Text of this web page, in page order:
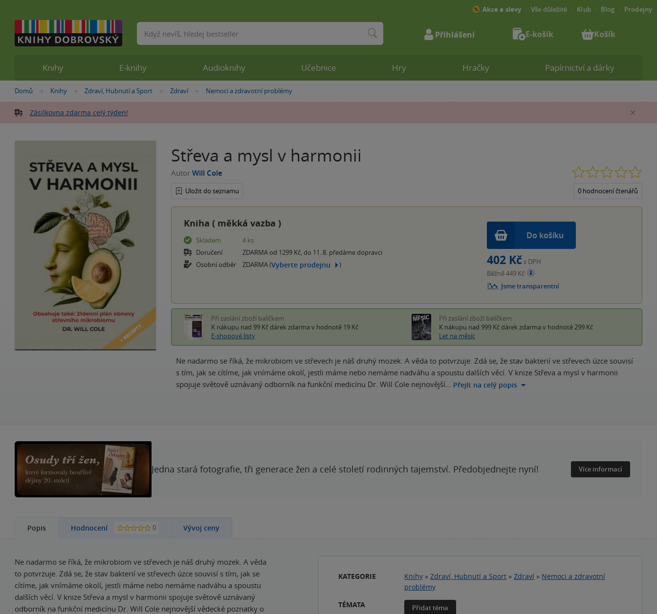
Nacházíte
zde:
Domů »
Knihy »
Zdraví, Hubnutí a Sport »
Zdraví »
Nemoci a zdravotní problémy
Zásilkovna zdarma celý týden!
Střeva a mysl v harmonii
Autor Will Cole
Uložit do seznamu 0 hodnocení čtenářů
Kniha ( měkká vazba )
Skladem
4 ks
Doručení
ZDARMA od 1299 Kč, do 11. 8. předáme dopravci
Osobní odběr
ZDARMA (Vyberte prodejnu )
Do košíku
402 Kč s DPH
Běžně 449 Kč
Jsme transparentní
Při zaslání zboží balíčkem
K nákupu nad 99 Kč dárek zdarma v hodnotě 19 Kč
E-shopové listy
Při zaslání zboží balíčkem
K nákupu nad 999 Kč dárek zdarma v hodnotě 299 Kč
Let na měsíc
Ne nadarmo se říká, že mikrobiom ve střevech je náš druhý mozek. A věda to potvrzuje. Zdá se, že stav bakterií ve střevech úzce souvisí
s tím, jak se cítíme, jak vnímáme okolí, jestli máme nebo nemáme nadváhu a spoustu dalších věcí. V knize Střeva a mysl v harmonii
spojuje světově uznávaný odborník na funkční medicínu Dr. Will Cole nejnovější… Přejít na celý popis
Jedna stará fotografie, tři generace žen a celé století rodinných tajemství. Předobjednejte nyní! Více informací
Popis Hodnocení 0 Vývoj ceny
Ne nadarmo se říká, že mikrobiom ve střevech je náš druhý mozek. A věda
to potvrzuje. Zdá se, že stav bakterií ve střevech úzce souvisí s tím, jak se
cítíme, jak vnímáme okolí, jestli máme nebo nemáme nadváhu a spoustu
dalších věcí. V knize Střeva a mysl v harmonii spojuje světově uznávaný
odborník na funkční medicínu Dr. Will Cole nejnovější vědecké poznatky o
KATEGORIE Knihy »Zdraví, Hubnutí a Sport »Zdraví » Nemoci a zdravotní
problémy
TÉMATA
Přidat téma
Knihy E-knihy Audioknihy Učebnice Hry Hračky Papírnictví a dárky
Akce a slevy Vše důležité Klub Blog Prodejny
Vyhledávání Přihlášení E-košík Košík